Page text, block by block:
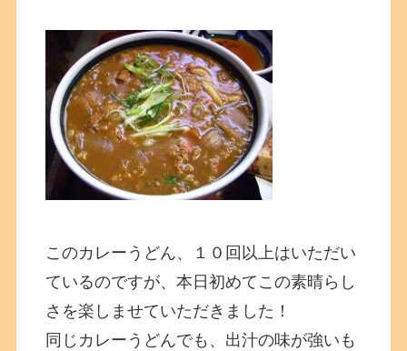
このカレーうどん、１０回以上はいただい
ているのですが、本日初めてこの素晴らし
さを楽しませていただきました！
同じカレーうどんでも、出汁の味が強いも